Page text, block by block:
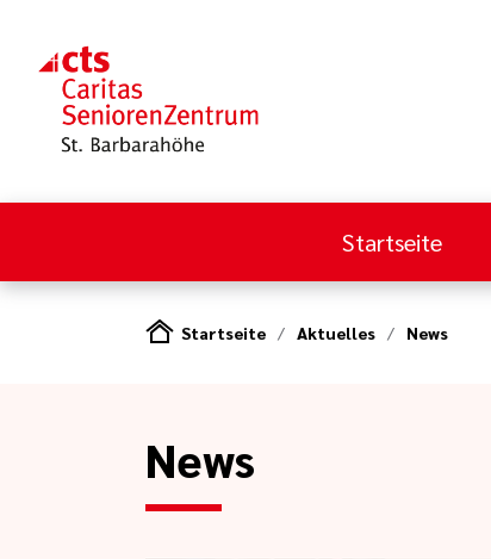
Startseite
Startseite Aktuelles News
News